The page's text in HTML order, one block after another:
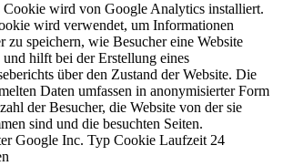
Cookie wird von Google Analytics installiert.
wird verwendet, um Informationen
zu speichern, wie Besucher eine Website
und hilft bei der Erstellung eines
über den Zustand der Website. Die
Daten umfassen in anonymisierter Form
der Besucher, die Website von der sie
sind und die besuchten Seiten.
Google Inc. Typ Cookie Laufzeit 24